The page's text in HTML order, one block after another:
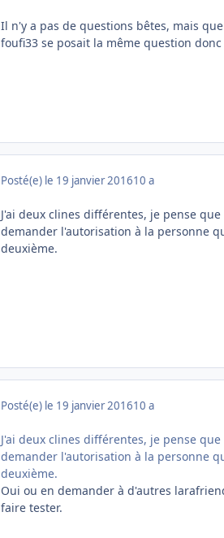
Il n'y a pas de questions bêtes, mais
foufi33 se posait la même question
Posté(e) le 19 janvier 201610 a
J'ai deux clines différentes, je pense
demander l'autorisation à la personne
deuxième.
Posté(e) le 19 janvier 201610 a
J'ai deux clines différentes, je pense
demander l'autorisation à la personne
deuxième.
Oui ou en demander à d'autres
faire tester.